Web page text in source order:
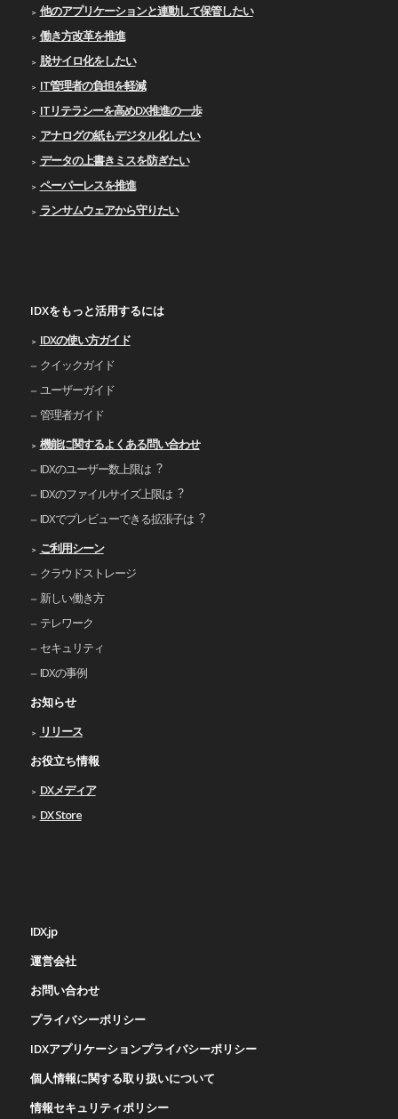
他のアプリケーションと連動して保管したい
働き方改革を推進
脱サイロ化をしたい
IT管理者の負担を軽減
ITリテラシーを高めDX推進の一歩
アナログの紙もデジタル化したい
データの上書きミスを防ぎたい
ペーパーレスを推進
ランサムウェアから守りたい
IDXをもっと活用するには
IDXの使い⽅ガイド
クイックガイド
ユーザーガイド
管理者ガイド
機能に関するよくある問い合わせ
IDXのユーザー数上限は︖
IDXのファイルサイズ上限は︖
IDXでプレビューできる拡張⼦は︖
ご利⽤シーン
クラウドストレージ
新しい働き⽅
テレワーク
セキュリティ
IDXの事例
お知らせ
リリース
お役立ち情報
DXメディア
DX Store
IDX.jp
運営会社
お問い合わせ
プライバシーポリシー
IDXアプリケーションプライバシーポリシー
個人情報に関する取り扱いについて
情報セキュリティポリシー